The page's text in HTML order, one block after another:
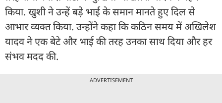
किया. खुशी ने उन्हें बड़े भाई के समान मानते हुए दिल से
आभार व्यक्त किया. उन्होंने कहा कि कठिन समय में अखिलेश
यादव ने एक बेटे और भाई की तरह उनका साथ दिया और हर
संभव मदद की.
ADVERTISEMENT